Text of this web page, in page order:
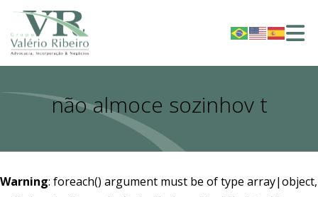
não almoce sozinhov t
Warning: foreach() argument must be of type array|object,